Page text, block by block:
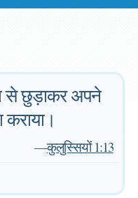
से छुड़ाकर अपने
—कुलुस्सियों 1:13